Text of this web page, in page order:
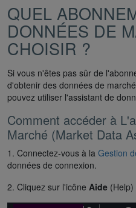
QUEL
DONNÉES DE
CHOISIR ?
Si vous n'êtes pas sûr de
d'obtenir des données de
pouvez utiliser l'assistant de
Comment accéder à
Marché (Market Data
1. Connectez-vous à la Gestion
données de connexion.
2. Cliquez sur l'icône Aide